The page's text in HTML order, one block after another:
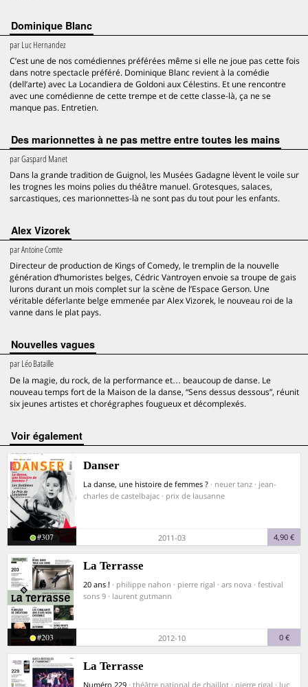
Dominique Blanc
parLuc Hernandez
C’est une de nos comédiennes préférées même si elle ne joue pas cette fois
dans notre spectacle préféré. Dominique Blanc revient à la comédie
(dell’arte) avec La Locandiera de Goldoni aux Célestins. Et une rencontre
avec une comédienne de cette trempe et de cette classe-là, ça ne se
manque pas. Entretien.
Des marionnettes à ne pas mettre entre toutes les mains
parGaspard Manet
Dans la grande tradition de Guignol, les Musées Gadagne lèvent le voile sur
les trognes les moins polies du théâtre manuel. Grotesques, salaces,
sarcastiques, ces marionnettes-là ne sont pas du tout pour les enfants.
Alex Vizorek
parAntoine Comte
Directeur de production de Kings of Comedy, le tremplin de la nouvelle
génération d’humoristes belges, Cédric Vantroyen envoie sa troupe de gais
lurons durant un mois complet sur la scène de l’Espace Gerson. Une
véritable déferlante belge emmenée par Alex Vizorek, le nouveau roi de la
vanne dans le plat pays.
Nouvelles vagues
parLéo Bataille
De la magie, du rock, de la performance et… beaucoup de danse. Le
nouveau temps fort de la Maison de la danse, “Sens dessus dessous”, réunit
six jeunes artistes et chorégraphes fougueux et décomplexés.
voir également
Danser
La danse, une histoire de femmes ? · neuer tanz · jean-
charles de castelbajac · prix de lausanne
#307 2011-03 4,90 €
La Terrasse
20 ans ! · philippe nahon · pierre rigal · ars nova · festival
sons 9 · laurent gutmann
#203 2012-10 0 €
La Terrasse
Numéro 229 · théâtre national de chaillot · pierre rigal · luc